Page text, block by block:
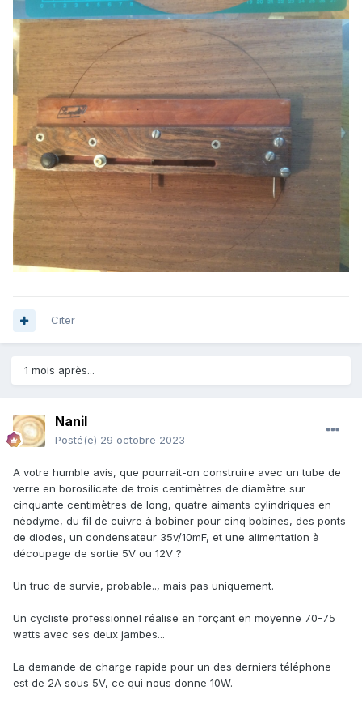
Citer
1 mois après...
Nanil
Posté(e) 29 octobre 2023
A votre humble avis, que pourrait-on construire avec un tube de
verre en borosilicate de trois centimètres de diamètre sur
cinquante centimètres de long, quatre aimants cylindriques en
néodyme, du fil de cuivre à bobiner pour cinq bobines, des ponts
de diodes, un condensateur 35v/10mF, et une alimentation à
découpage de sortie 5V ou 12V ?
Un truc de survie, probable.., mais pas uniquement.
Un cycliste professionnel réalise en forçant en moyenne 70-75
watts avec ses deux jambes...
La demande de charge rapide pour un des derniers téléphone
est de 2A sous 5V, ce qui nous donne 10W.